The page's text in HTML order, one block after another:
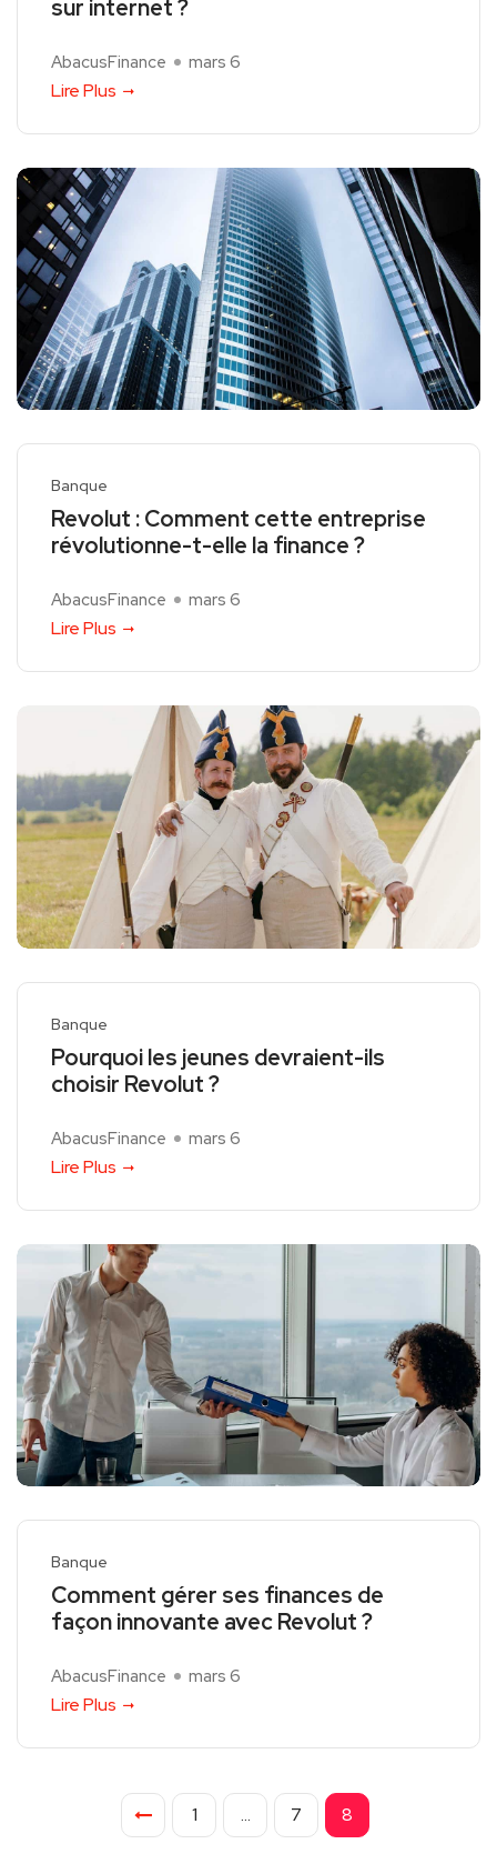
sur internet ?
AbacusFinance mars 6
Lire Plus
Banque
Revolut : Comment cette entreprise
révolutionne-t-elle la finance ?
AbacusFinance mars 6
Lire Plus
Banque
Pourquoi les jeunes devraient-ils
choisir Revolut ?
AbacusFinance mars 6
Lire Plus
Banque
Comment gérer ses finances de
façon innovante avec Revolut ?
AbacusFinance mars 6
Lire Plus
1 … 7 8